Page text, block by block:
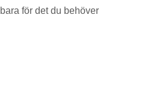
för det du behöver